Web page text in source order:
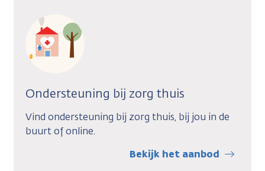
Ondersteuning bij zorg thuis
Vind ondersteuning bij zorg thuis, bij jou in de
buurt of online.
Bekijk het aanbod